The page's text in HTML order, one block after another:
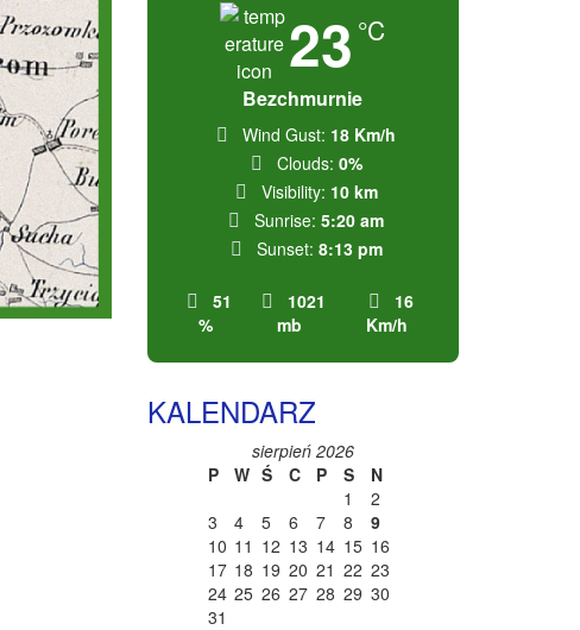
23 °C
Bezchmurnie
51
%
1021
mb
16
Km/h
Wind Gust: 18 Km/h
Clouds: 0%
Visibility: 10 km
Sunrise: 5:20 am
Sunset: 8:13 pm
KALENDARZ
sierpień 2026
P
W Ś C P S
N
1
2
3
4 5 6 7 8
9
10 11 12 13 14 15 16
17 18 19 20 21 22 23
24 25 26 27 28 29 30
31